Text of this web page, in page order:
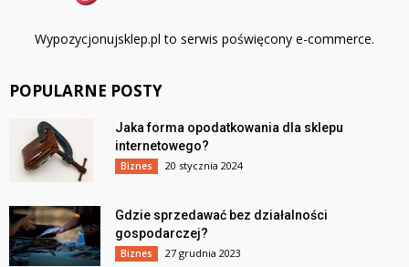
Wypozycjonujsklep.pl to serwis poświęcony e-commerce.
POPULARNE POSTY
Jaka forma opodatkowania dla sklepu
internetowego?
Biznes 20 stycznia 2024
Gdzie sprzedawać bez działalności
gospodarczej?
Biznes 27 grudnia 2023